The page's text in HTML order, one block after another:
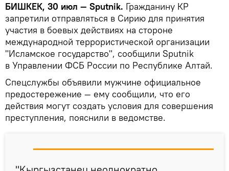
БИШКЕК, 30 июл — Sputnik. Гражданину КР
запретили отправляться в Сирию для принятия
участия в боевых действиях на стороне
международной террористической организации
"Исламское государство", сообщили Sputnik
в Управлении ФСБ России по Республике Алтай.
Спецслужбы объявили мужчине официальное
предостережение — ему сообщили, что его
действия могут создать условия для совершения
преступления, пояснили в ведомстве.